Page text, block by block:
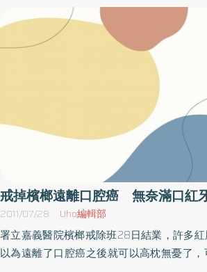
的百分之四十三，而非過敏性鼻炎約占百分
有百分之三十四。兒童以過敏性鼻炎為主
過敏性鼻炎病患人數會隨著年齡增加而增加
鼻炎（vasomotor rhinitis）占大多數。徐北
型鼻炎的臨床症狀和過敏性鼻炎非常類似，
打噴嚏等。如果沒有適當的治療，症狀會隨
有許多突發的惡化因素，如接觸冷空氣、氣
化學物品（如廚房、廁所清潔用品、除濕劑
灰塵、空氣污染、喝酒、過勞、失眠、過度
爾蒙變化（如懷孕及服用避孕藥時）。而
的症狀更明顯。徐北辰醫師表示，治療方面
如寒流來時外出要帶口罩、控制室內溫度及
空氣污染。同時調整工作條件和方法，不
眠，掌握生活節奏，穩定情緒，以及適當
狀。藥物治療途徑可分為局部藥物（鼻噴劑
戒掉檳榔遠離口腔癌 無奈滿口紅
2011/07/28 Uho編輯部
署立嘉義醫院檳榔戒除班28日結業，許多紅
以為遠離了口腔癌之後就可以高枕無憂了，